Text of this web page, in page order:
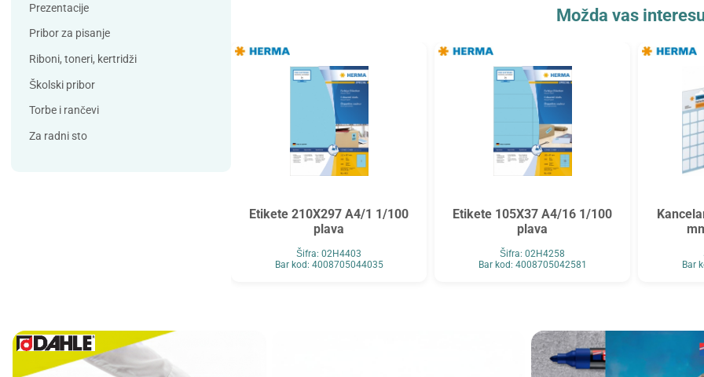
Han
Herma
HJP
Horse
Info Notes
Oxford
Panasonic
Paper+Design
Pelikan
Prezentacije
Pribor za pisanje
Riboni, toneri, kertridži
Školski pribor
Torbe i rančevi
Za radni sto
Možda vas
Etikete 210X297 A4/1 1/100
plava
Šifra: 02H4403
Bar kod: 4008705044035
Etikete 105X37 A4/16 1/100
plava
Šifra: 02H4258
Bar kod: 4008705042581
Bar